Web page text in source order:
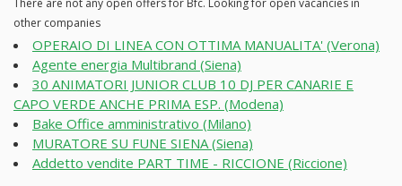
There are not any open offers for Bfc. Looking for open vacancies in
other companies
OPERAIO DI LINEA CON OTTIMA MANUALITA' (Verona)
Agente energia Multibrand (Siena)
30 ANIMATORI JUNIOR CLUB 10 DJ PER CANARIE E
CAPO VERDE ANCHE PRIMA ESP. (Modena)
Bake Office amministrativo (Milano)
MURATORE SU FUNE SIENA (Siena)
Addetto vendite PART TIME - RICCIONE (Riccione)